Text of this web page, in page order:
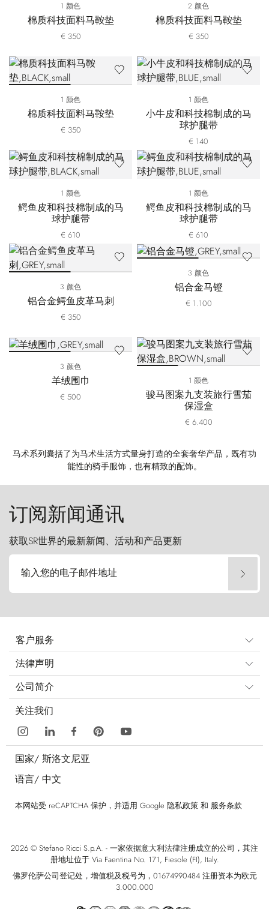
1 颜色
棉质科技面料马鞍垫
€ 350
2 颜色
棉质科技面料马鞍垫
€ 350
1 颜色
棉质科技面料马鞍垫
€ 350
1 颜色
小牛皮和科技棉制成的马
球护腿带
€ 140
1 颜色
鳄鱼皮和科技棉制成的马
球护腿带
€ 610
1 颜色
鳄鱼皮和科技棉制成的马
球护腿带
€ 610
3 颜色
铝合金鳄鱼皮革马刺
€ 350
3 颜色
铝合金马镫
€ 1.100
3 颜色
羊绒围巾
€ 500
1 颜色
骏马图案九支装旅行雪茄
保湿盒
€ 6.400
马术系列囊括了为马术生活方式量身打造的全套奢华产品，既有功
能性的骑手服饰，也有精致的配饰。
订阅新闻通讯
获取SR世界的最新新闻、活动和产品更新
输入您的电子邮件地址
客户服务
法律声明
公司简介
关注我们
国家/ 斯洛文尼亚
语言/ 中文
本网站受 reCAPTCHA 保护，并适用 Google 隐私政策 和 服务条款
2026 © Stefano Ricci S.p.A. - 一家依据意大利法律注册成立的公司，其注
册地址位于 Via Faentina No. 171, Fiesole (FI), Italy.
佛罗伦萨公司登记处，增值税及税号为，01674990484 注册资本为欧元
3.000.000